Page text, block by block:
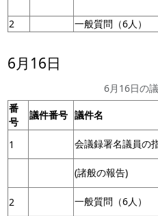
2
一般質問（6人）
6月16日
6月16日の
番
号
議件番号 議件名
1 会議録署名議員の
(諸般の報告)
2 一般質問（6人）